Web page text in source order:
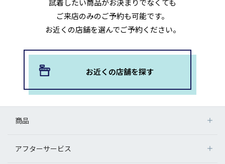
試着したい商品がお決まりでなくても
ご来店のみのご予約も可能です。
お近くの店舗を選んでご予約ください。
お近くの店舗を探す
商品
アフターサービス